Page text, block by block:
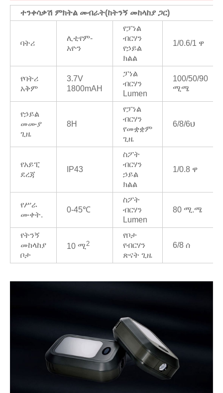
ተንቀሳቃሽ ምክትል መብራት(ከትንኝ መከላከያ ጋር)
ባትሪ
ሊቲየም-
አዮን
የፓነል
ብርሃን
የኃይል
ክልል
1/0.6/1 ዋ
የባትሪ
አቅም
3.7V
1800mAH
ፓነል
ብርሃን
Lumen
100/50/90
ሚሜ
የኃይል
መሙያ
ጊዜ
8H
የፓነል
ብርሃን
የመቋቋም
ጊዜ
6/8/6ህ
የአይፒ
ደረጃ
IP43
ስፖት
ብርሃን
ኃይል
ክልል
1/0.8 ዋ
የሥራ
ሙቀት.
0-45℃
ስፖት
ብርሃን
Lumen
80 ሚ.ሜ
የትንኝ
መከላከያ
ቦታ
10 ሚ2
የቦታ
የብርሃን
ጽናት ጊዜ
6/8 ሰ